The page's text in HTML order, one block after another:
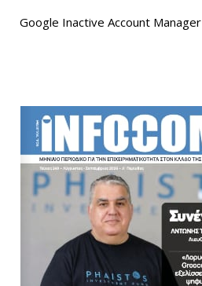
Google Inactive Account Manager